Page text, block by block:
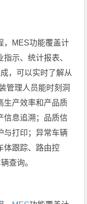
，MES功能覆盖计
示、统计报表、
，可以实时了解从
管理人员能时刻洞
生产效率和产品质
信息追溯；品质信
与打印；异常车辆
体跟踪、路由控
查询。